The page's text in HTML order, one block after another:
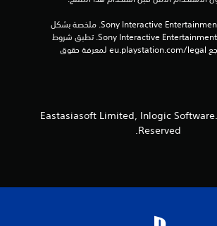
© Eastasiasoft Limited, Inlogic
Reserved.